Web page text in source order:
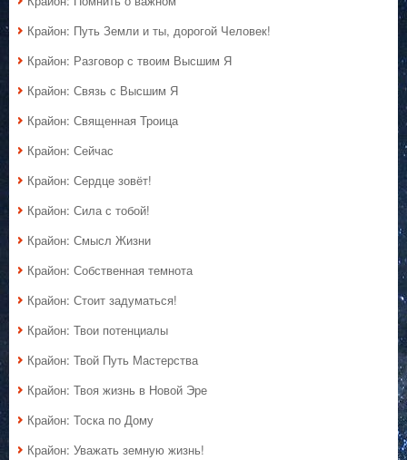
Крайон: Путь Земли и ты, дорогой Человек!
Крайон: Разговор с твоим Высшим Я
Крайон: Связь с Высшим Я
Крайон: Священная Троица
Крайон: Сейчас
Крайон: Сердце зовёт!
Крайон: Сила с тобой!
Крайон: Смысл Жизни
Крайон: Собственная темнота
Крайон: Стоит задуматься!
Крайон: Твои потенциалы
Крайон: Твой Путь Мастерства
Крайон: Твоя жизнь в Новой Эре
Крайон: Тоска по Дому
Крайон: Уважать земную жизнь!